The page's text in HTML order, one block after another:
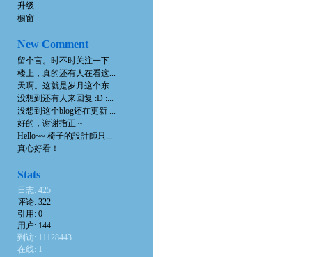
升级
橱窗
New Comment
留个言。时不时关注一下...
楼上，真的还有人在看这...
天啊。这就是岁月这个东...
没想到还有人来回复 :D :...
没想到这个blog还在更新 ...
好的，谢谢指正 ~
Hello~~ 椅子的設計師只...
真心好看！
Stats
日志: 425
评论: 322
引用: 0
用户: 144
到访: 11128443
在线: 1